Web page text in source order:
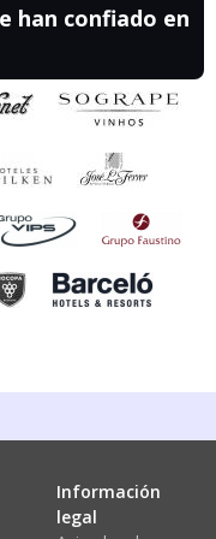
han confiado en
Información
legal